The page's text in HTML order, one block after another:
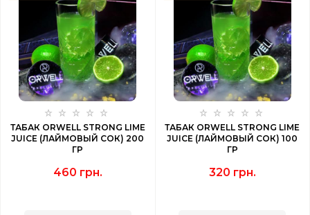
ТАБАК ORWELL STRONG LIME
JUICE (ЛАЙМОВЫЙ СОК) 200
ГР
460 грн.
ТАБАК ORWELL STRONG LIME
JUICE (ЛАЙМОВЫЙ СОК) 100
ГР
320 грн.